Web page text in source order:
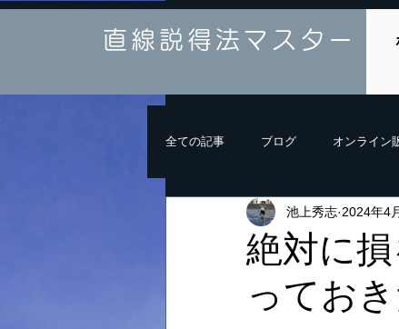
直線説得法マスター
全ての記事 ブログ オンライン
絶対に
ってお
池上秀志 2024年4